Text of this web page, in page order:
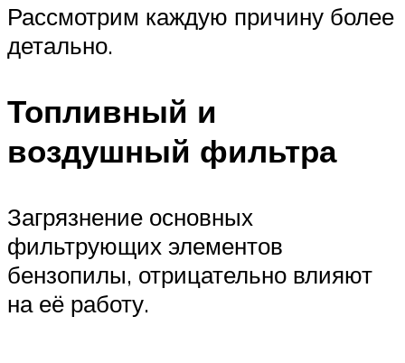
Рассмотрим каждую причину более
детально.
Топливный и
воздушный фильтра
Загрязнение основных
фильтрующих элементов
бензопилы, отрицательно влияют
на её работу.